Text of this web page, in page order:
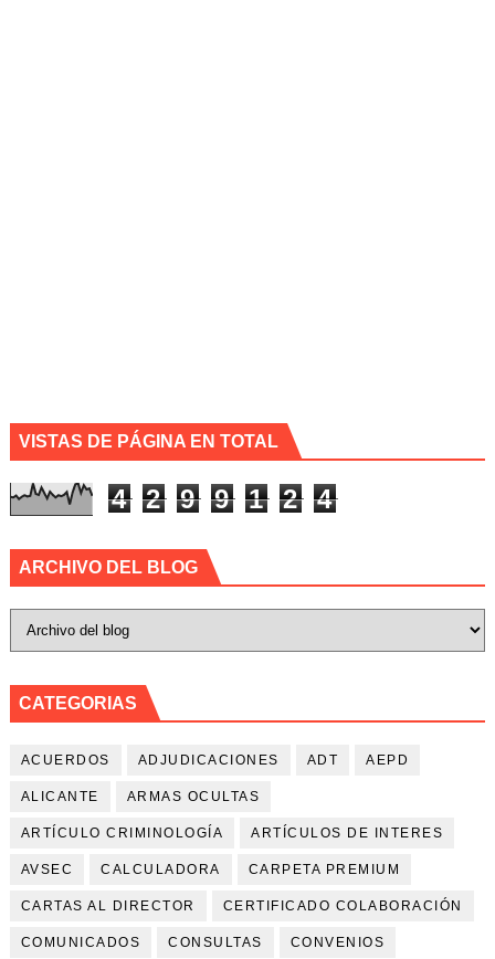
VISTAS DE PÁGINA EN TOTAL
4 2 9 9 1 2 4
ARCHIVO DEL BLOG
CATEGORIAS
ACUERDOS ADJUDICACIONES ADT AEPD
ALICANTE ARMAS OCULTAS
ARTÍCULO CRIMINOLOGÍA ARTÍCULOS DE INTERES
AVSEC CALCULADORA CARPETA PREMIUM
CARTAS AL DIRECTOR CERTIFICADO COLABORACIÓN
COMUNICADOS CONSULTAS CONVENIOS